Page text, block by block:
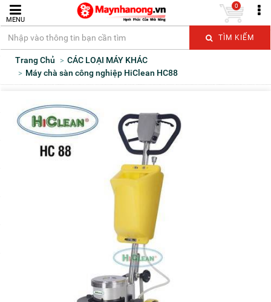
MENU
TÌM KIẾM
0
Trang Chủ
CÁC LOẠI MÁY KHÁC
Máy chà sàn công nghiệp HiClean HC88